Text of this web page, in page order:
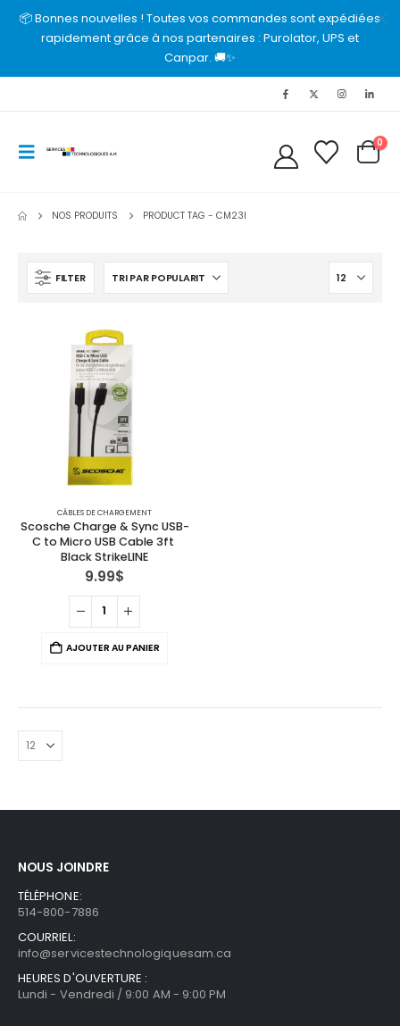
📦 Bonnes nouvelles ! Toutes vos commandes sont expédiées
rapidement grâce à nos partenaires : Purolator, UPS et
Canpar. 🚚✨
0
NOS PRODUITS PRODUCT TAG -CM23I
FILTER
CÂBLES DE CHARGEMENT
Scosche Charge & Sync USB-
C to Micro USB Cable 3ft
Black StrikeLINE
9.99$
AJOUTER AU PANIER
NOUS JOINDRE
TÉLÉPHONE:
514-800-7886
COURRIEL:
info@servicestechnologiquesam.ca
HEURES D'OUVERTURE :
Lundi - Vendredi / 9:00 AM - 9:00 PM